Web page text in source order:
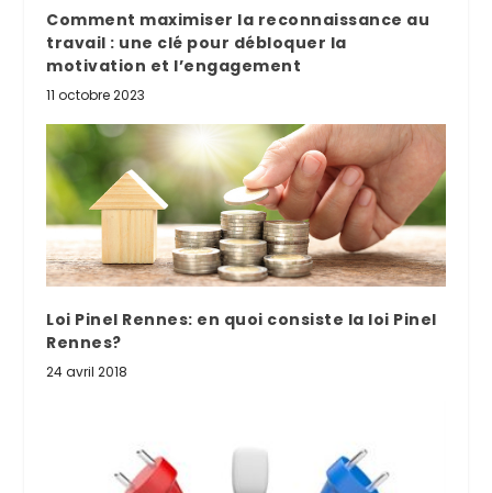
Comment maximiser la reconnaissance au
travail : une clé pour débloquer la
motivation et l’engagement
11 octobre 2023
Loi Pinel Rennes: en quoi consiste la loi Pinel
Rennes?
24 avril 2018